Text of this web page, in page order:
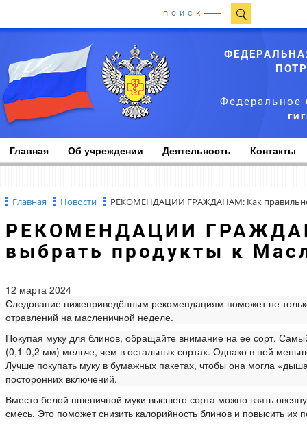
ПОИСК
Федеральное
Главная Об учреждении Деятельность Контакты
Главная Новости РЕКОМЕНДАЦИИ ГРАЖДАНАМ: Как
РЕКОМЕНДАЦИИ ГРАЖДАНАМ: Как правильно
выбрать продукты к
12 марта 2024
Следование нижеприведённым рекомендациям поможет не
отравлений на масленичной неделе.
Покупая муку для блинов, обращайте внимание на ее сорт.
(0,1-0,2 мм) мельче, чем в остальных сортах. Однако в ней
Лучше покупать муку в бумажных пакетах, чтобы она могла
посторонних включений.
Вместо белой пшеничной муки высшего сорта можно взять
смесь. Это поможет снизить калорийность блинов и повысить их